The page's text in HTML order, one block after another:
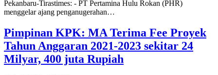
Pekanbaru-Tirastimes: - PT Pertamina Hulu Rokan (PHR)
menggelar ajang penganugerahan…
Pimpinan KPK: MA Terima Fee Proyek
Tahun Anggaran 2021-2023 sekitar 24
Milyar, 400 juta Rupiah